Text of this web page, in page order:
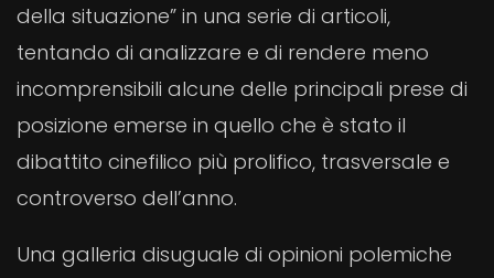
della situazione” in una serie di articoli,
tentando di analizzare e di rendere meno
incomprensibili alcune delle principali prese di
posizione emerse in quello che è stato il
dibattito cinefilico più prolifico, trasversale e
controverso dell’anno.
Una galleria disuguale di opinioni polemiche